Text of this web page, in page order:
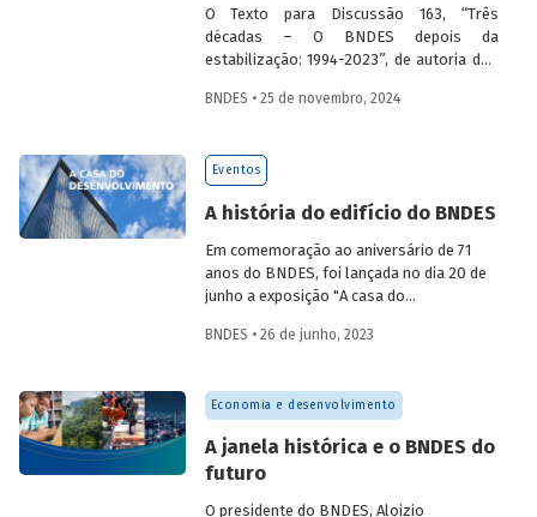
O Texto para Discussão 163, “Três
décadas – O BNDES depois da
estabilização: 1994-2023”, de autoria dos
Gilberto Borça Jr. e Letícia Magalhães,
financeiros e operacionais do Banco
referentes ao período que vai de 1994 (em
para que se compreenda melhor o
desempenho do BNDES, o estudo buscar
ser mais um veículo de prestação de
contas da instituição.
BNDES • 25 de novembro, 2024
Eventos
A história do edifício do BNDES
Em comemoração ao aniversário de 71
anos do BNDES, foi lançada no dia 20 de
junho a exposição "A casa do
escritório principal do Banco, na Avenida
de Janeiro. A exposição apresenta fotos
históricas da construção do Edifício de
Serviços Juvenal Osório Gomes (Edserj),
que completa 41 anos, além de imagens
do prédio e de seu entorno em diferentes
ângulos e enquadramentos, muitas delas
BNDES • 26 de junho, 2023
Economia e desenvolvimento
A janela histórica e o BNDES do
futuro
O presidente do BNDES, Aloizio